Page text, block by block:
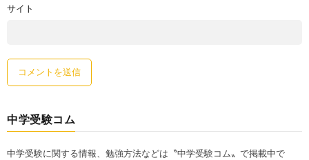
サイト
中学受験コム
中学受験に関する情報、勉強方法などは〝中学受験コム〟で掲載中で